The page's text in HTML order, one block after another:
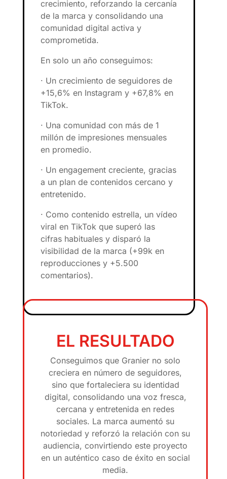
crecimiento, reforzando la cercanía
de la marca y consolidando una
comunidad digital activa y
comprometida.
En solo un año conseguimos:
· Un crecimiento de seguidores de
+15,6% en Instagram y +67,8% en
TikTok.
· Una comunidad con más de 1
millón de impresiones mensuales
en promedio.
· Un engagement creciente, gracias
a un plan de contenidos cercano y
entretenido.
· Como contenido estrella, un vídeo
viral en TikTok que superó las
cifras habituales y disparó la
visibilidad de la marca (+99k en
reproducciones y +5.500
comentarios).
EL RESULTADO
Conseguimos que Granier no solo
creciera en número de seguidores,
sino que fortaleciera su identidad
digital, consolidando una voz fresca,
cercana y entretenida en redes
sociales. La marca aumentó su
notoriedad y reforzó la relación con su
audiencia, convirtiendo este proyecto
en un auténtico caso de éxito en social
media.